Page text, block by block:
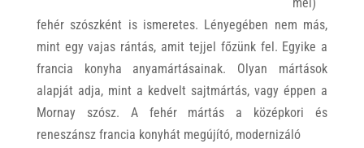
fehér szószként is ismeretes. Lényegében nem más,
mint egy vajas rántás, amit tejjel főzünk fel. Egyike a
francia konyha anyamártásainak. Olyan mártások
alapját adja, mint a kedvelt sajtmártás, vagy éppen a
Mornay szósz. A fehér mártás a középkori és
reneszánsz francia konyhát megújító, modernizáló